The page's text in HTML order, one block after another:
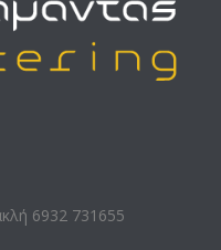
6932 731655